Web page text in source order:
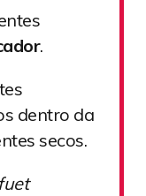
.
dentro da
secos.
fuet